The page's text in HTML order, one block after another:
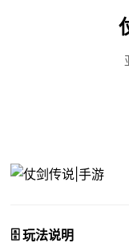
🗄️ 玩法说明